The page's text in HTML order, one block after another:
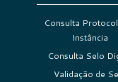
Consulta
Instância
Consulta Selo
Validação de